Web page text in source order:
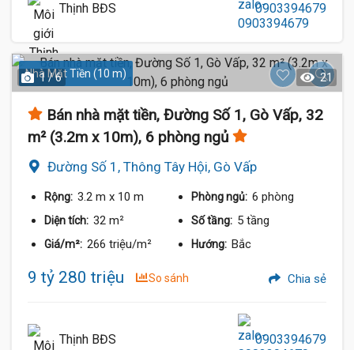
Thịnh BĐS 0903394679
Nhà Mặt Tiền (10 m)
1 / 6 21
Bán nhà mặt tiền, Đường Số 1, Gò Vấp, 32
m² (3.2m x 10m), 6 phòng ngủ
Đường Số 1, Thông Tây Hội, Gò Vấp
Rộng: 3.2 m x 10 m Phòng ngủ: 6 phòng
Diện tích: 32 m² Số tầng: 5 tầng
Giá/m²: 266 triệu/m² Hướng: Bắc
9 tỷ 280 triệu So sánh Chia sẻ
Thịnh BĐS 0903394679